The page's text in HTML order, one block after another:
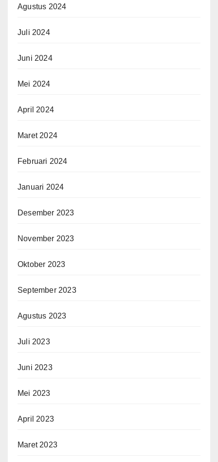
Agustus 2024
Juli 2024
Juni 2024
Mei 2024
April 2024
Maret 2024
Februari 2024
Januari 2024
Desember 2023
November 2023
Oktober 2023
September 2023
Agustus 2023
Juli 2023
Juni 2023
Mei 2023
April 2023
Maret 2023